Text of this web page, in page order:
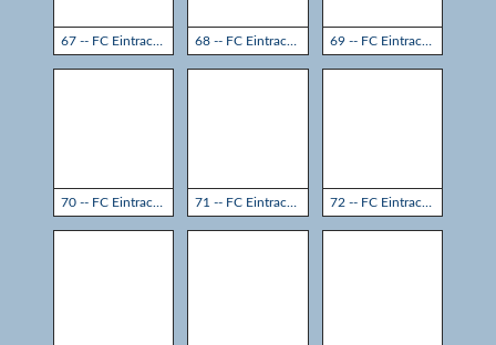
67 -- FC Eintracht Rheine - TSG Sprockhövel 3:3 68 -- FC Eintracht Rheine - TSG Sprockhövel 3:3 69 -- FC Eintracht Rheine - TSG Sprockhövel 3:3
70 -- FC Eintracht Rheine - TSG Sprockhövel 3:3 71 -- FC Eintracht Rheine - TSG Sprockhövel 3:3 72 -- FC Eintracht Rheine - TSG Sprockhövel 3:3